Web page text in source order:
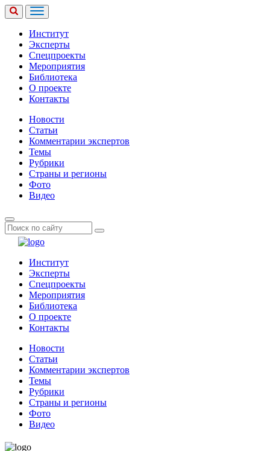
Институт
Эксперты
Спецпроекты
Мероприятия
Библиотека
О проекте
Контакты
Новости
Статьи
Комментарии экспертов
Темы
Рубрики
Страны и регионы
Фото
Видео
Институт
Эксперты
Спецпроекты
Мероприятия
Библиотека
О проекте
Контакты
Новости
Статьи
Комментарии экспертов
Темы
Рубрики
Страны и регионы
Фото
Видео